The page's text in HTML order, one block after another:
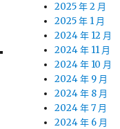
2025 年 2 月
2025 年 1 月
2024 年 12 月
2024 年 11 月
2024 年 10 月
2024 年 9 月
2024 年 8 月
2024 年 7 月
2024 年 6 月